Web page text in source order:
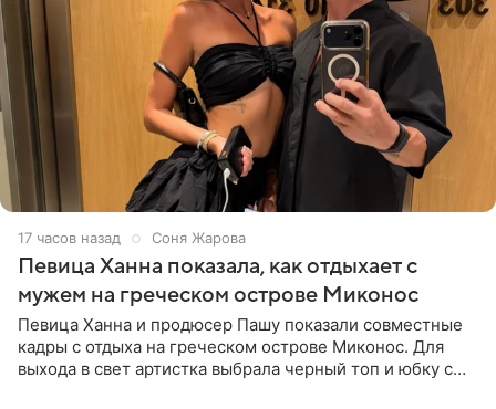
17 часов назад Соня Жарова
Певица Ханна показала, как отдыхает с
мужем на греческом острове Миконос
Певица Ханна и продюсер Пашу показали совместные
кадры с отдыха на греческом острове Миконос. Для
выхода в свет артистка выбрала черный топ и юбку с